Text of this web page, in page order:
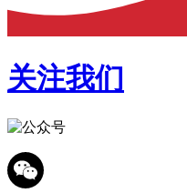
关注我们